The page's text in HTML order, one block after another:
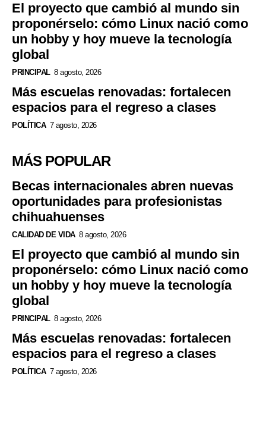
El proyecto que cambió al mundo sin
proponérselo: cómo Linux nació como
un hobby y hoy mueve la tecnología
global
PRINCIPAL 8 agosto, 2026
Más escuelas renovadas: fortalecen
espacios para el regreso a clases
POLÍTICA 7 agosto, 2026
MÁS POPULAR
Becas internacionales abren nuevas
oportunidades para profesionistas
chihuahuenses
CALIDAD DE VIDA 8 agosto, 2026
El proyecto que cambió al mundo sin
proponérselo: cómo Linux nació como
un hobby y hoy mueve la tecnología
global
PRINCIPAL 8 agosto, 2026
Más escuelas renovadas: fortalecen
espacios para el regreso a clases
POLÍTICA 7 agosto, 2026